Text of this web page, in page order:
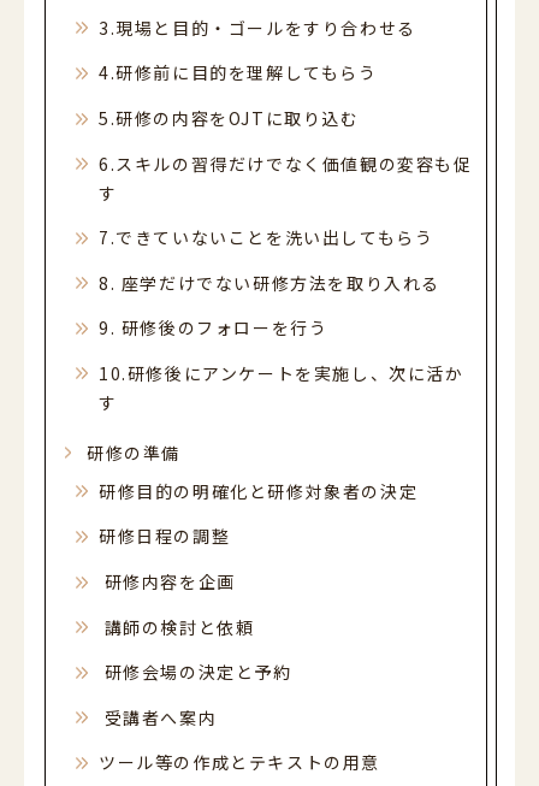
3.現場と目的・ゴールをすり合わせる
4.研修前に目的を理解してもらう
5.研修の内容をOJTに取り込む
6.スキルの習得だけでなく価値観の変容も促
す
7.できていないことを洗い出してもらう
8. 座学だけでない研修方法を取り入れる
9. 研修後のフォローを行う
10.研修後にアンケートを実施し、次に活か
す
研修の準備
研修目的の明確化と研修対象者の決定
研修日程の調整
研修内容を企画
講師の検討と依頼
研修会場の決定と予約
受講者へ案内
ツール等の作成とテキストの用意